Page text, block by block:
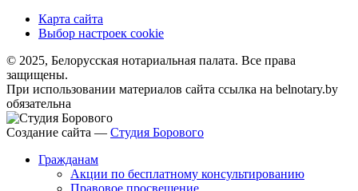
Карта сайта
Выбор настроек cookie
© 2025, Белорусская нотариальная палата. Все права
защищены.
При использовании материалов сайта ссылка на belnotary.by
обязательна
Создание сайта — Студия Борового
Гражданам
Акции по бесплатному консультированию